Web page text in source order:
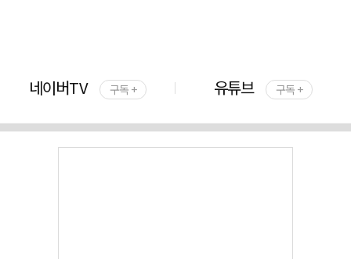
네이버TV 구독 + 유튜브 구독 +